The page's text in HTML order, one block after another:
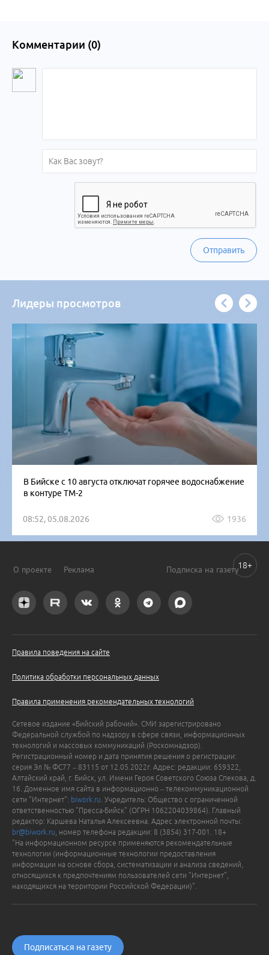
Комментарии (0)
Отправить
Лидеры просмотров
В Бийске с 10 августа отключат горячее водоснабжение
в контуре ТМ-2
08:52, 05.08.2026 1936
О проекте Реклама Подписка на газету
Правила поведения на сайте
Политика обработки персональных данных
Правила применения рекомендательных технологий
Сетевое издание «Бийский рабочий». СМИ зарегистрировано
Федеральной службой по надзору в сфере связи, информационных
технологий и массовых коммуникаций (Роскомнадзор).
Регистрационный номер и дата принятия решения о регистрации:
серия Эл № ФС77 – 83115 от 12.05.2022г. Адрес: редакции: 659322,
Алтайский край, г. Бийск, ул. Имени Героя Советского Союза Спекова, д.
16. Доменное имя сайта в информационно – телекоммуникационной
сети "Интернет": biwork.ru . Учредитель: Общество с ограниченной
ответственностью "Пресса-Бийск" (ОГРН 1062204039864). Главный
редактор: Каршева Наталья Алексеевна. Адрес электронной почты:
br@biwork.ru , номер телефона редакции: 8 (3854) 317-001. 18+
"На информационном ресурсе применяются рекомендательные
технологии (информационные технологии предоставления
информации на основе сбора, систематизации и анализа сведений,
относящихся к предпочтениям пользователей сети "Интернет",
находящихся на территории Российской Федерации)".
Подписаться на газету
18+